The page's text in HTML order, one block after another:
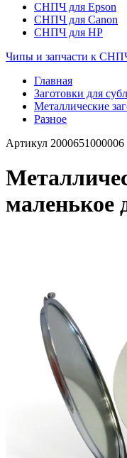
СНПЧ для Epson
СНПЧ для Canon
СНПЧ для HP
Чипы и запчасти к
Главная
Заготовки для
Металлические
Разное
Артикул 2000651000006
маленькое